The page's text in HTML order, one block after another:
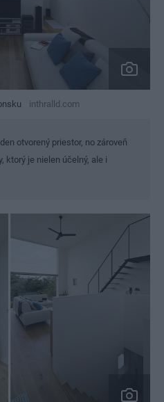
inthralld.com
otvorený priestor, no zároveň
ktorý je nielen účelný, ale i